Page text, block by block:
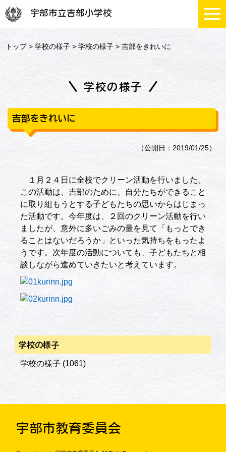
宇部市立吉部小学校
トップ>学校の様子 >学校の様子 > 吉部をきれいに
学校の様子
吉部をきれいに
（公開日：2019/01/25）
１月２４日に全校でクリーン活動を行いました。
この活動は、吉部のために、自分たちができること
に取り組もうとする子どもたちの思いからはじまっ
た活動です。今年度は、２回のクリーン活動を行い
ましたが、意外に多いごみの量を見て「もっとでき
ることはないだろうか」といった気持ちをもったよ
うです。次年度の活動についても、子どもたちと相
談しながら進めていきたいと考えています。
学校の様子
学校の様子 (1061)
宇部市教育委員会